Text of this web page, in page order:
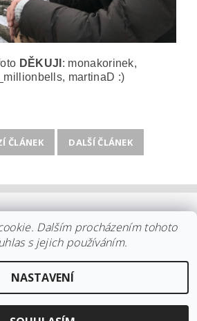
DĚKUJI : monakorinek,
martinaD :)
ČLÁNEK DALŠÍ ČLÁNEK
| DISTRIBUCE IITTALA |
| VŠE O NÁKUPU | KDO JSME
KONTAKT
, všechna práva vyhrazena
Dalším procházením tohoto
s jejich používáním.
NASTAVENÍ